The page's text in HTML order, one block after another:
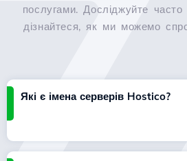
послугами. Досліджуйте часто
дізнайтеся, як ми можемо
Які є імена серверів Hostico?